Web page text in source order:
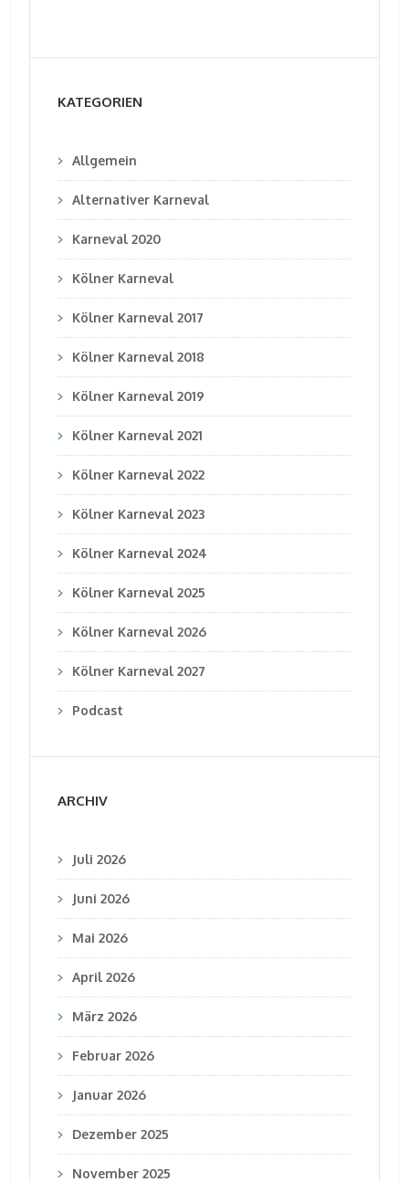
KATEGORIEN
Allgemein
Alternativer Karneval
Karneval 2020
Kölner Karneval
Kölner Karneval 2017
Kölner Karneval 2018
Kölner Karneval 2019
Kölner Karneval 2021
Kölner Karneval 2022
Kölner Karneval 2023
Kölner Karneval 2024
Kölner Karneval 2025
Kölner Karneval 2026
Kölner Karneval 2027
Podcast
ARCHIV
Juli 2026
Juni 2026
Mai 2026
April 2026
März 2026
Februar 2026
Januar 2026
Dezember 2025
November 2025